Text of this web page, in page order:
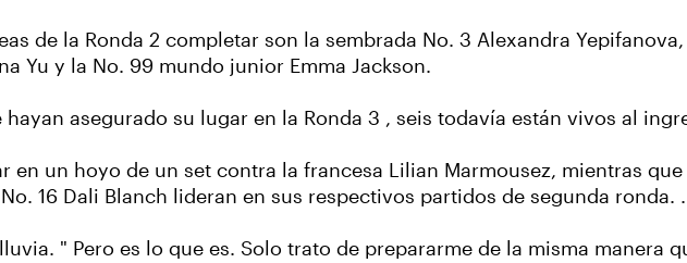
de la Ronda 2 completar son la sembrada No. 3 Alexandra
Yu y la No. 99 mundo junior Emma Jackson.
asegurado su lugar en la Ronda 3 , seis todavía están vivos al
en un hoyo de un set contra la francesa Lilian Marmousez, mientras
16 Dali Blanch lideran en sus respectivos partidos de segunda ronda. .
" Pero es lo que es. Solo trato de prepararme de la misma manera